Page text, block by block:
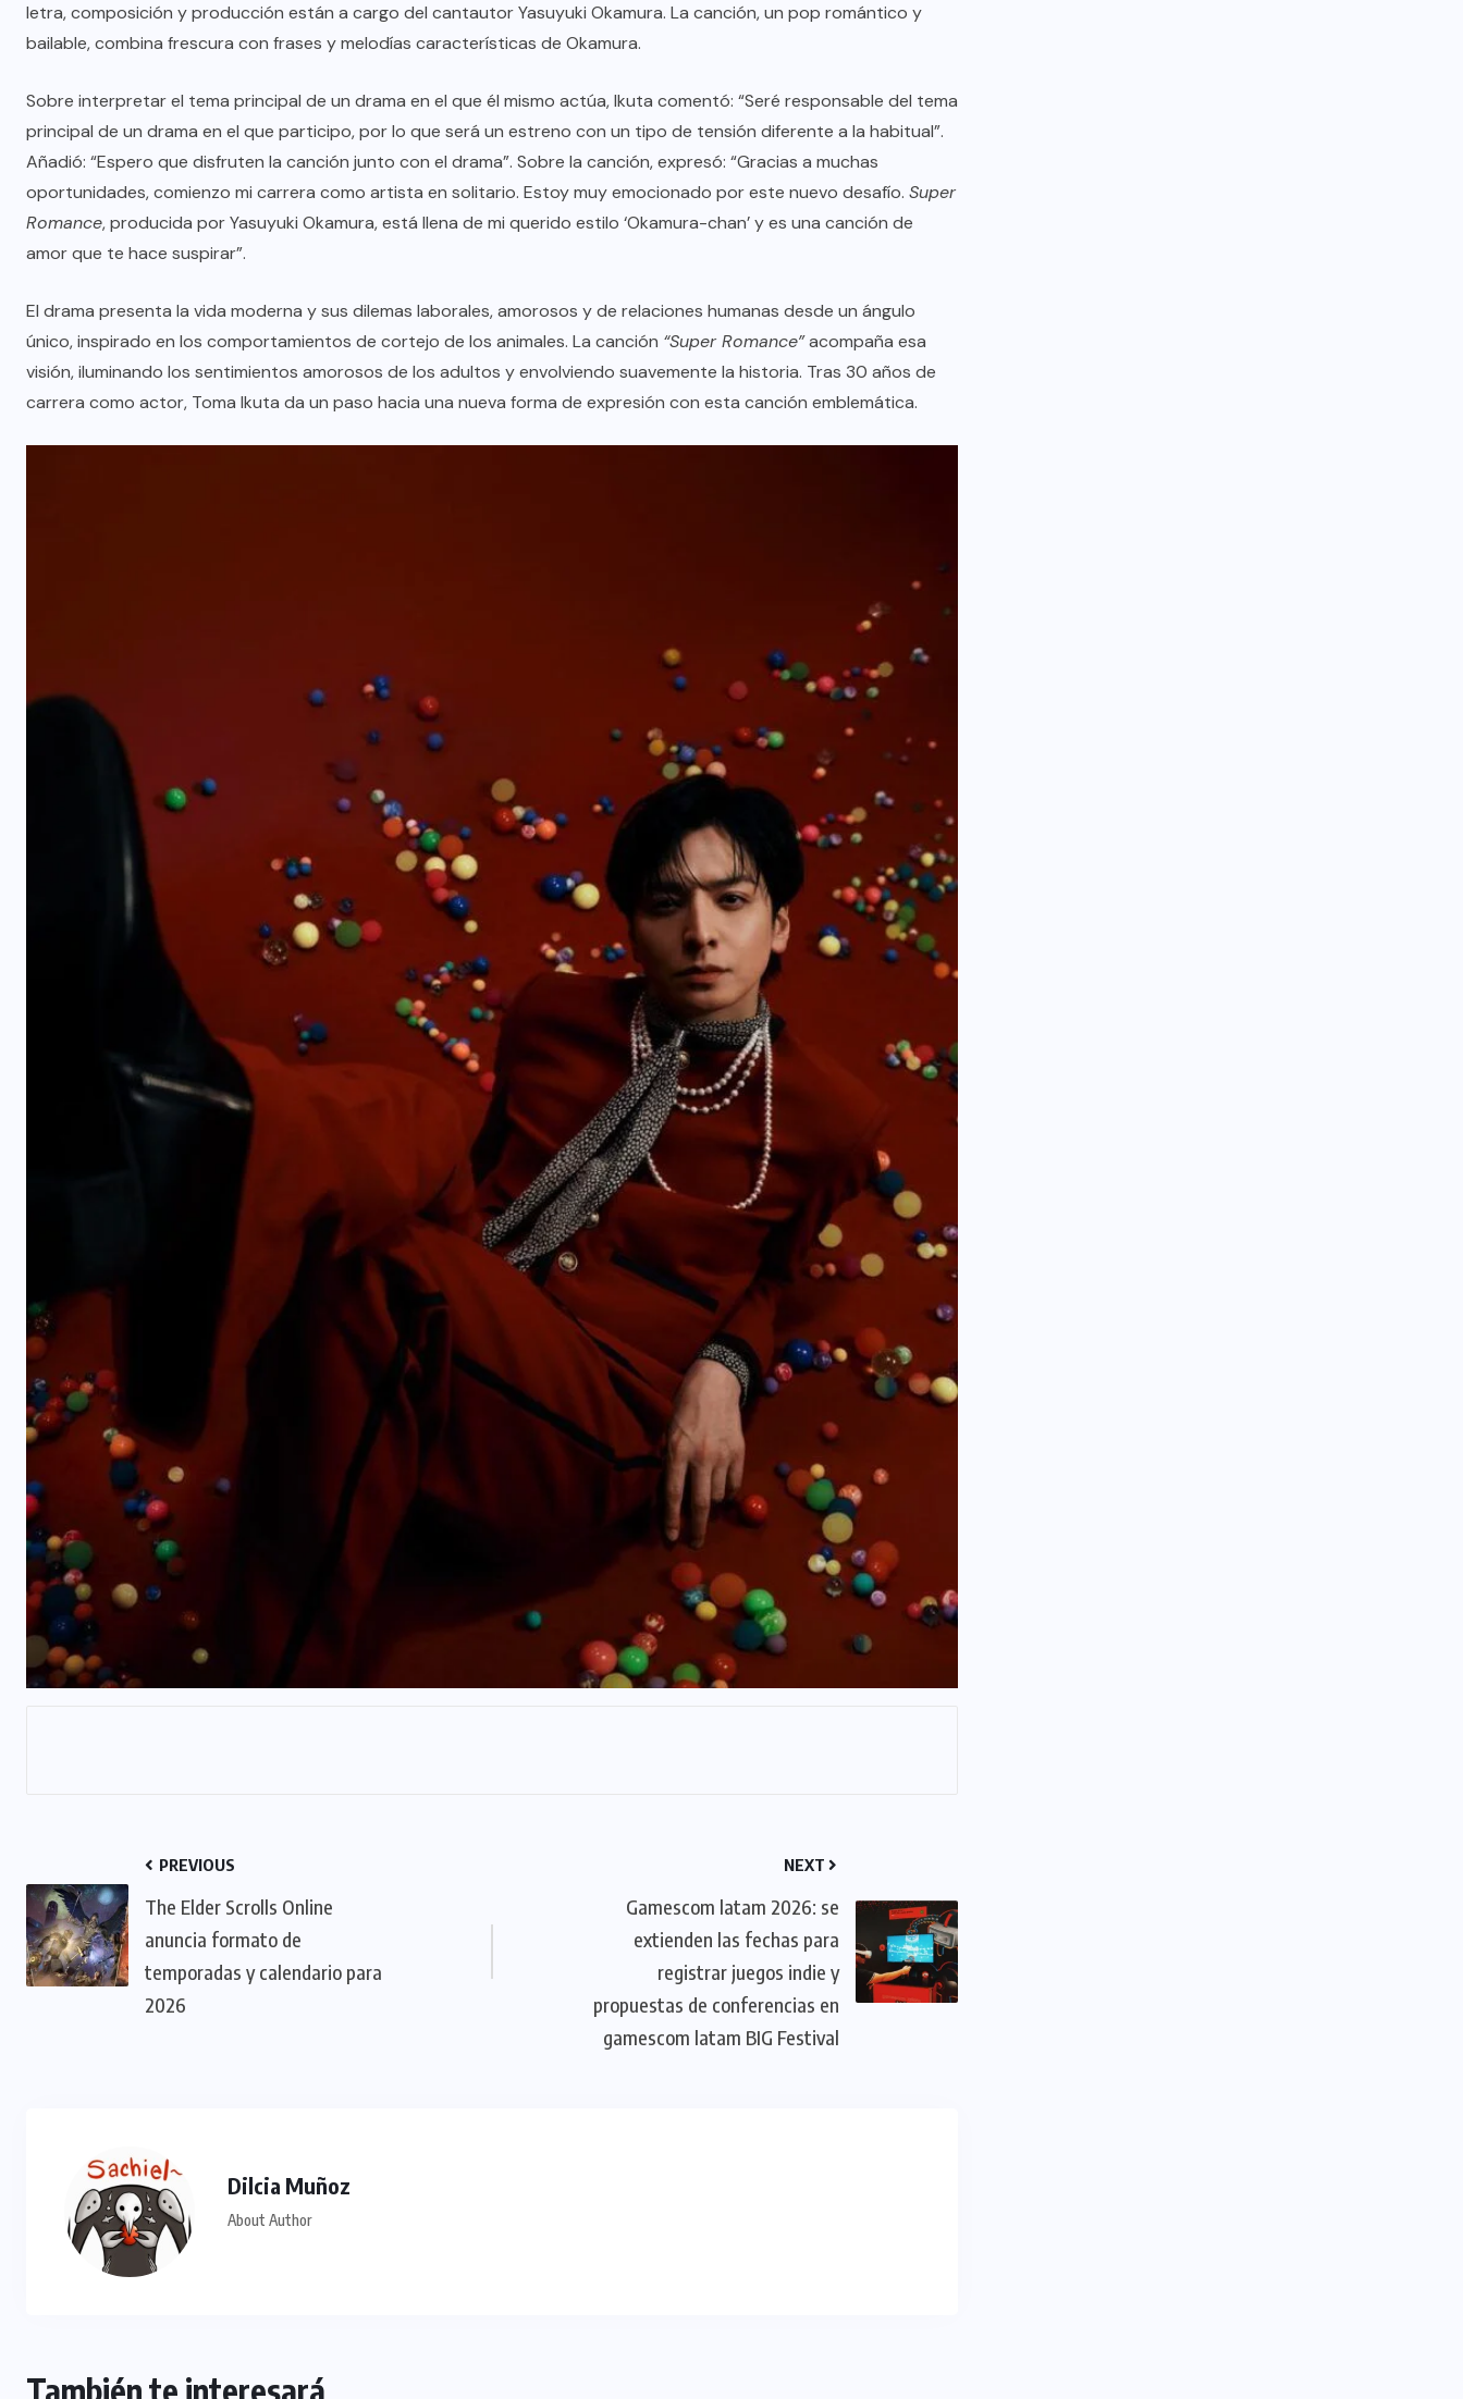
letra, composición y producción están a cargo del cantautor Yasuyuki Okamura. La canción, un pop romántico y
bailable, combina frescura con frases y melodías características de Okamura.
Sobre interpretar el tema principal de un drama en el que él mismo actúa, Ikuta comentó: “Seré responsable del tema
principal de un drama en el que participo, por lo que será un estreno con un tipo de tensión diferente a la habitual”.
Añadió: “Espero que disfruten la canción junto con el drama”. Sobre la canción, expresó: “Gracias a muchas
oportunidades, comienzo mi carrera como artista en solitario. Estoy muy emocionado por este nuevo desafío. Super
Romance, producida por Yasuyuki Okamura, está llena de mi querido estilo ‘Okamura-chan’ y es una canción de
amor que te hace suspirar”.
El drama presenta la vida moderna y sus dilemas laborales, amorosos y de relaciones humanas desde un ángulo
único, inspirado en los comportamientos de cortejo de los animales. La canción “Super Romance”acompaña esa
visión, iluminando los sentimientos amorosos de los adultos y envolviendo suavemente la historia. Tras 30 años de
carrera como actor, Toma Ikuta da un paso hacia una nueva forma de expresión con esta canción emblemática.
PREVIOUS
The Elder Scrolls Online
anuncia formato de
temporadas y calendario para
2026
NEXT
Gamescom latam 2026: se
extienden las fechas para
registrar juegos indie y
propuestas de conferencias en
gamescom latam BIG Festival
Dilcia Muñoz
About Author
También te interesará